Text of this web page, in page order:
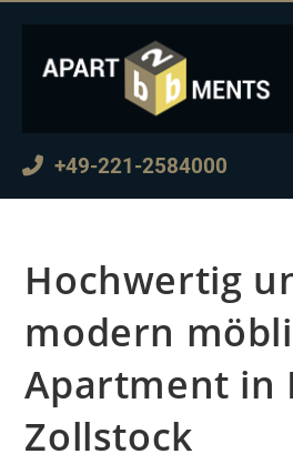
+49-221-2584000
Hochwertig
modern
Apartment in
Zollstock